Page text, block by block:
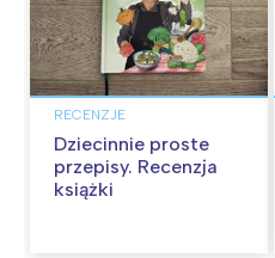
RECENZJE
Dziecinnie proste
przepisy. Recenzja
książki